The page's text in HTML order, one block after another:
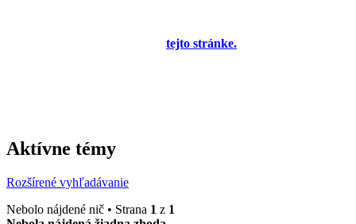
tejto stránke.
Aktívne témy
Rozšírené vyhľadávanie
Nebolo nájdené nič • Strana 1 z 1